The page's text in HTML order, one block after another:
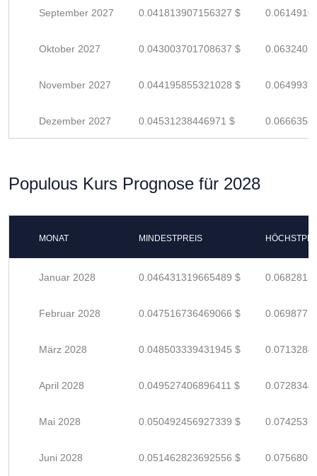
September 2027 0.041813907156327 $
Oktober 2027 0.043003701708637 $
November 2027 0.044195855321028 $
Dezember 2027 0.04531238446971 $
Populous Kurs Prognose für 2028
MONAT MINDESTPREIS
Januar 2028 0.046431319665489 $
Februar 2028 0.047516736469066 $
März 2028 0.048503339431945 $
April 2028 0.049527406896411 $
Mai 2028 0.050492456927339 $
Juni 2028 0.051462823692556 $